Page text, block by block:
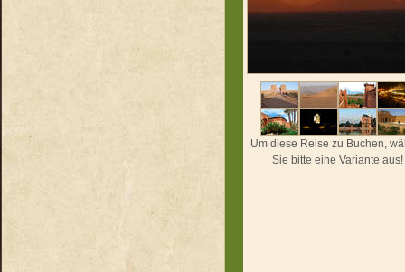
Um diese Reise zu Buchen,
Sie bitte eine Variante aus!